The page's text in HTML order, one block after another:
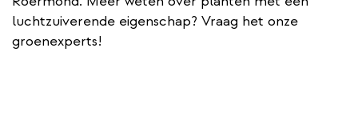
luchtzuiverende eigenschap? Vraag het onze
groenexperts!